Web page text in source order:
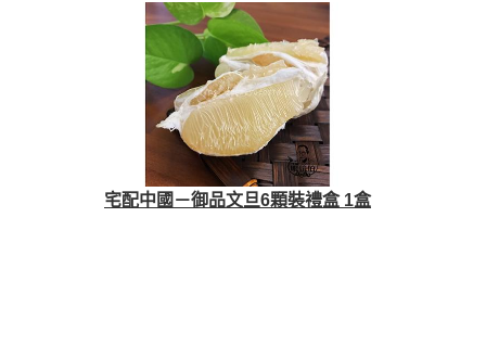
宅配中國－御品文旦6顆裝禮盒 1盒